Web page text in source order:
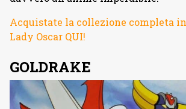
Acquistate la collezione completa in
Lady Oscar QUI!
GOLDRAKE